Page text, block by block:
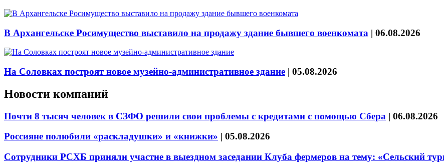
В Архангельске Росимущество выставило на продажу здание бывшего военкомата | 06.08.2026
На Соловках построят новое музейно-административное здание | 05.08.2026
Новости компаний
Почти 8 тысяч человек в СЗФО решили свои проблемы с кредитами с помощью Сбера | 06.08.2026
Россияне полюбили «раскладушки» и «книжки» | 05.08.2026
Сотрудники РСХБ приняли участие в выездном заседании Клуба фермеров на тему: «Сельский